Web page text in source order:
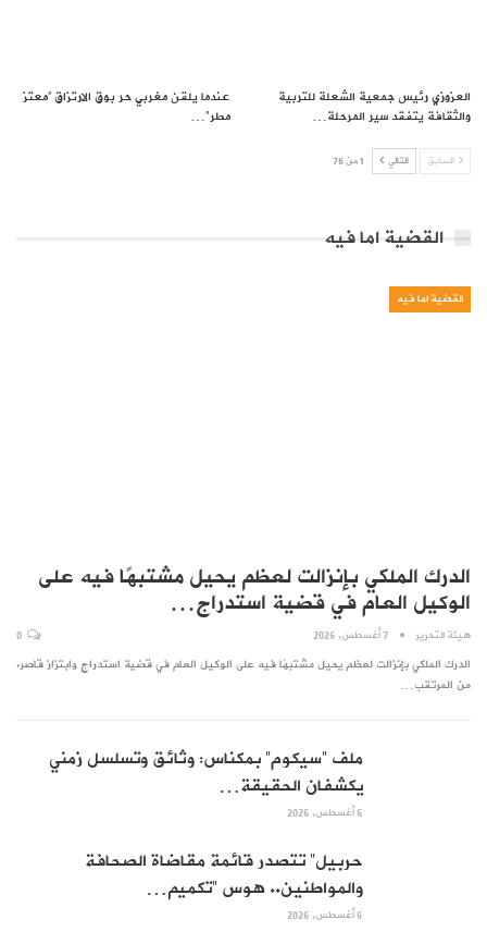
العزوزي رئيس جمعية الشعلة للتربية
والثقافة يتفقد سير المرحلة…
عندما يلقن مغربي حر بوق الارتزاق “معتز
مطر”…
السابق التالي 1 من 76
القضية اما فيه
القضية اما فيه
الدرك الملكي بإنزالت لعظم يحيل مشتبهًا فيه على
الوكيل العام في قضية استدراج…
هيئة التحرير 7 أغسطس, 2026
الدرك الملكي بإنزالت لعظم يحيل مشتبهًا فيه على الوكيل العام في قضية استدراج وابتزاز قاصر.
من المرتقب…
ملف “سيكوم” بمكناس: وثائق وتسلسل زمني
يكشفان الحقيقة…
6 أغسطس, 2026
حربيل” تتصدر قائمة مقاضاة الصحافة
والمواطنين.. هوس “تكميم…
6 أغسطس, 2026